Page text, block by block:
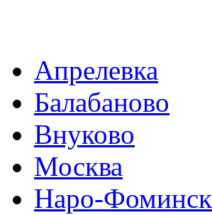
Апрелевка
Балабаново
Внуково
Москва
Наро-Фоминск